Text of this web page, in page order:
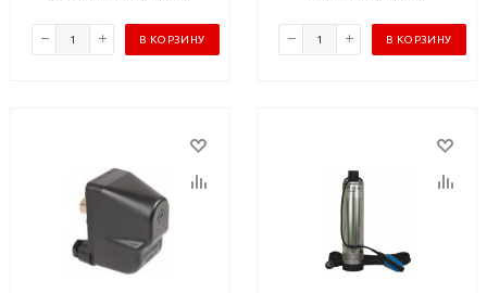
В КОРЗИНУ В КОРЗИНУ